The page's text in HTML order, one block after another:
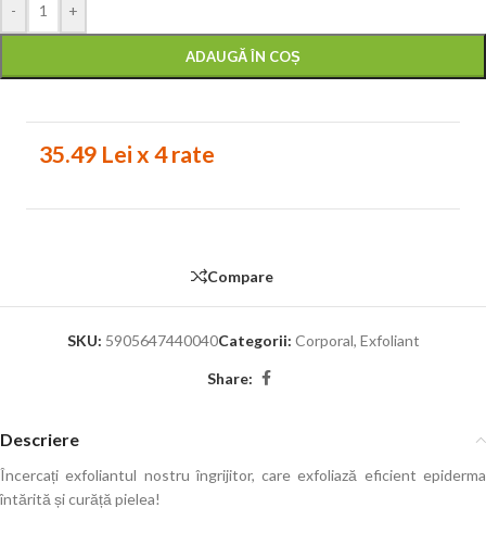
- +
ADAUGĂ ÎN COȘ
35.49 Lei x 4 rate
Compare
SKU: 5905647440040Categorii: Corporal, Exfoliant
Share:
Descriere
Încercați exfoliantul nostru îngrijitor, care exfoliază eficient epiderma
întărită și curăță pielea!